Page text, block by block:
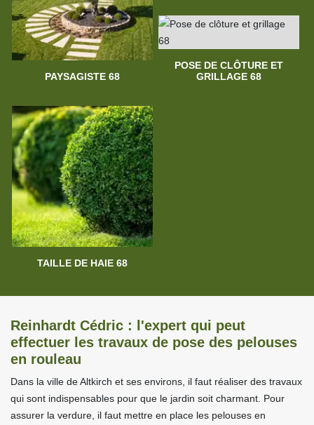
PAYSAGISTE 68
POSE DE CLÔTURE ET
GRILLAGE 68
TAILLE DE HAIE 68
Reinhardt Cédric : l'expert qui peut
effectuer les travaux de pose des pelouses
en rouleau
Dans la ville de Altkirch et ses environs, il faut réaliser des travaux
qui sont indispensables pour que le jardin soit charmant. Pour
assurer la verdure, il faut mettre en place les pelouses en